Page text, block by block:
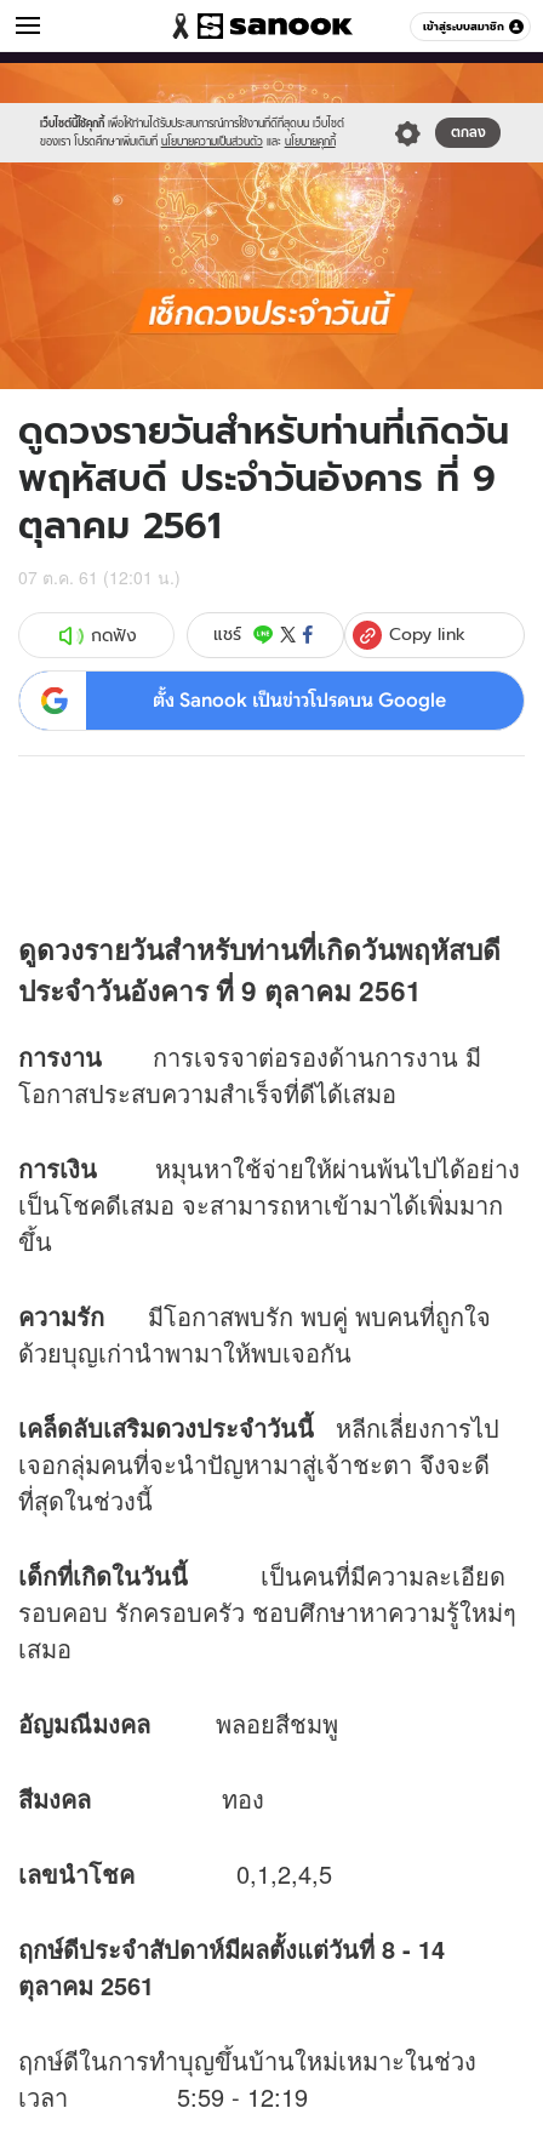
เข้าสู่ระบบสมาชิก
ดูดวง หมวดอื่นๆ
เว็บไซต์นี้ใช้คุกกี้ เพื่อให้ท่านได้รับประสบการณ์การใช้งานที่ดีที่สุดบน เว็บไซต์
ของเรา โปรดศึกษาเพิ่มเติมที่ นโยบายความเป็นส่วนตัว และ นโยบายคุกกี้
ตกลง
//s.isanook.com/sr/0/images/logo-
new-
sanook.png
//s.isanook.com/ho/0/ud/fxd/day/daily_thusday.png
ดูดวงรายวันสำหรับท่านที่เกิดวัน
พฤหัสบดี ประจำวันอังคาร ที่ 9
ตุลาคม 2561
07 ต.ค. 61 (12:01 น.)
กดฟัง แชร์ Copy link
ตั้ง Sanook เป็นข่าวโปรดบน Google
ดูดวงรายวันสำหรับท่านที่เกิดวันพฤหัสบดี
ประจำวันอังคาร ที่ 9 ตุลาคม 2561
การงาน การเจรจาต่อรองด้านการงาน มี
โอกาสประสบความสำเร็จที่ดีได้เสมอ
การเงิน หมุนหาใช้จ่ายให้ผ่านพ้นไปได้อย่าง
เป็นโชคดีเสมอ จะสามารถหาเข้ามาได้เพิ่มมาก
ขึ้น
ความรัก มีโอกาสพบรัก พบคู่ พบคนที่ถูกใจ
ด้วยบุญเก่านำพามาให้พบเจอกัน
เคล็ดลับเสริมดวงประจำวันนี้ หลีกเลี่ยงการไป
เจอกลุ่มคนที่จะนำปัญหามาสู่เจ้าชะตา จึงจะดี
ที่สุดในช่วงนี้
เด็กที่เกิดในวันนี้ เป็นคนที่มีความละเอียด
รอบคอบ รักครอบครัว ชอบศึกษาหาความรู้ใหม่ๆ
เสมอ
อัญมณีมงคล พลอยสีชมพู
สีมงคล ทอง
เลขนำโชค 0,1,2,4,5
ฤกษ์ดีประจำสัปดาห์มีผลตั้งแต่วันที่ 8 - 14
ตุลาคม 2561
ฤกษ์ดีในการทำบุญขึ้นบ้านใหม่เหมาะในช่วง
เวลา 5:59 - 12:19